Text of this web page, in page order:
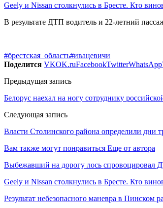
Geely и Nissan столкнулись в Бресте. Кто
В результате ДТП водитель и 22-летний
#брестская_область#ивацевичи
Поделится VKOK.ruFacebookTwitterWhatsApp
Предыдущая запись
Белорус наехал на ногу сотруднику
Следующая запись
Власти Столинского района определили дни
Вам также могут понравиться Еще от автора
Выбежавший на дорогу лось спровоцировал
Geely и Nissan столкнулись в Бресте. Кто
Результат небезопасного маневра в Пинском